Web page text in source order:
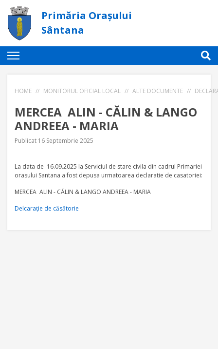
Primăria Orașului
Sântana
HOME // MONITORUL OFICIAL LOCAL // ALTE DOCUMENTE //
MERCEA ALIN - CĂLIN & LANGO
ANDREEA - MARIA
Publicat 16 Septembrie 2025
La data de 16.09.2025 la Serviciul de stare civila din cadrul Primariei
orasului Santana a fost depusa urmatoarea declaratie de casatoriei:
MERCEA ALIN - CĂLIN & LANGO ANDREEA - MARIA
Delcarație de căsătorie